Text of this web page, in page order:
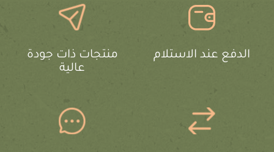
منتجات ذات جودة
عالية
الدفع عند الاستلام